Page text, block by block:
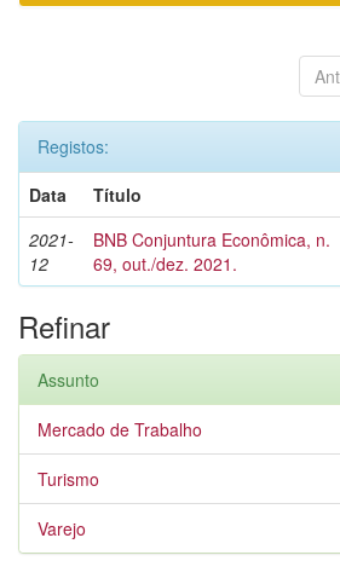
Registos:
Data
Título
2021-
12
BNB Conjuntura Econômica, n.
69, out./dez. 2021.
Refinar
Assunto
Mercado de Trabalho
Turismo
Varejo